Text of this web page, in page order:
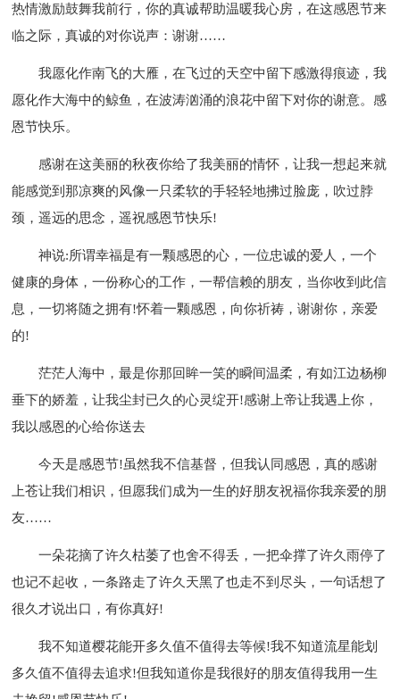
热情激励鼓舞我前行，你的真诚帮助温暖我心房，在这感恩节来
临之际，真诚的对你说声：谢谢……
我愿化作南飞的大雁，在飞过的天空中留下感激得痕迹，我
愿化作大海中的鲸鱼，在波涛汹涌的浪花中留下对你的谢意。感
恩节快乐。
感谢在这美丽的秋夜你给了我美丽的情怀，让我一想起来就
能感觉到那凉爽的风像一只柔软的手轻轻地拂过脸庞，吹过脖
颈，遥远的思念，遥祝感恩节快乐!
神说:所谓幸福是有一颗感恩的心，一位忠诚的爱人，一个
健康的身体，一份称心的工作，一帮信赖的朋友，当你收到此信
息，一切将随之拥有!怀着一颗感恩，向你祈祷，谢谢你，亲爱
的!
茫茫人海中，最是你那回眸一笑的瞬间温柔，有如江边杨柳
垂下的娇羞，让我尘封已久的心灵绽开!感谢上帝让我遇上你，
我以感恩的心给你送去
今天是感恩节!虽然我不信基督，但我认同感恩，真的感谢
上苍让我们相识，但愿我们成为一生的好朋友祝福你我亲爱的朋
友……
一朵花摘了许久枯萎了也舍不得丢，一把伞撑了许久雨停了
也记不起收，一条路走了许久天黑了也走不到尽头，一句话想了
很久才说出口，有你真好!
我不知道樱花能开多久值不值得去等候!我不知道流星能划
多久值不值得去追求!但我知道你是我很好的朋友值得我用一生